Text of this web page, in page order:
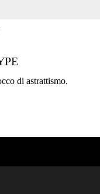
di astrattismo.